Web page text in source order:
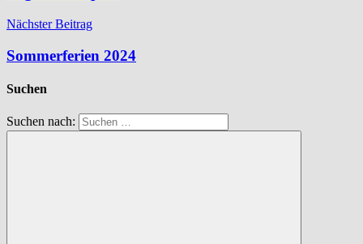
Nächster Beitrag
Sommerferien 2024
Suchen
Suchen nach: